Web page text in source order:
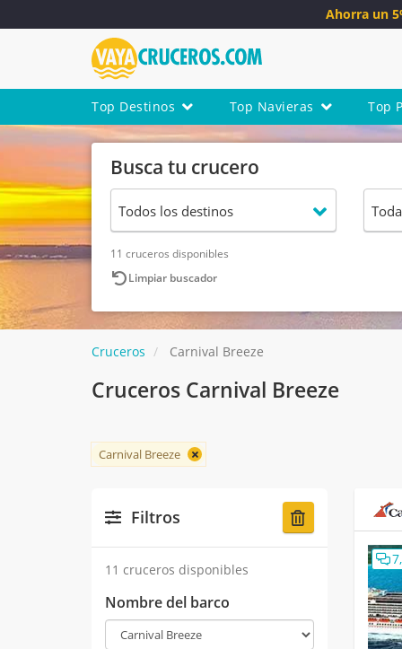
Ahorra un
Top Destinos Top Navieras Top
Busca tu crucero
11 cruceros disponibles
Limpiar buscador
Cruceros Carnival Breeze
Cruceros Carnival Breeze
Carnival Breeze
Filtros
11 cruceros disponibles
Nombre del barco